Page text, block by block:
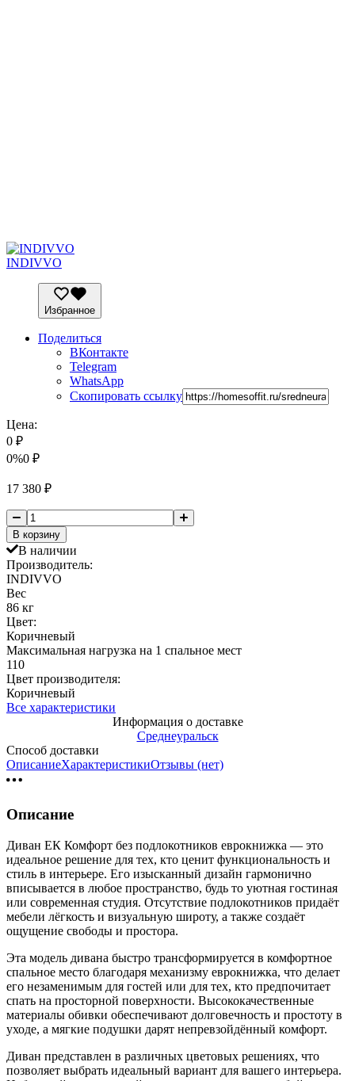
INDIVVO
Избранное
Поделиться
ВКонтакте
Telegram
WhatsApp
Скопировать ссылку
Цена:
0 ₽
0%0 ₽
17 380 ₽
В корзину
В наличии
Производитель:
INDIVVO
Вес
86 кг
Цвет:
Коричневый
Максимальная нагрузка на 1 спальное мест
110
Цвет производителя:
Коричневый
Все характеристики
Информация о доставке
Среднеуральск
Способ доставки
ОписаниеХарактеристикиОтзывы (нет)
Описание
Диван ЕК Комфорт без подлокотников еврокнижка — это
идеальное решение для тех, кто ценит функциональность и
стиль в интерьере. Его изысканный дизайн гармонично
вписывается в любое пространство, будь то уютная гостиная
или современная студия. Отсутствие подлокотников придаёт
мебели лёгкость и визуальную широту, а также создаёт
ощущение свободы и простора.
Эта модель дивана быстро трансформируется в комфортное
спальное место благодаря механизму еврокнижка, что делает
его незаменимым для гостей или для тех, кто предпочитает
спать на просторной поверхности. Высококачественные
материалы обивки обеспечивают долговечность и простоту в
уходе, а мягкие подушки дарят непревзойдённый комфорт.
Диван представлен в различных цветовых решениях, что
позволяет выбрать идеальный вариант для вашего интерьера.